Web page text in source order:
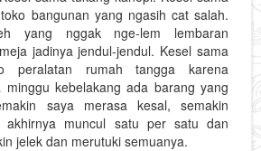
bangunan yang ngasih cat salah.
yang nggak nge-lem lembaran
jadinya jendul-jendul. Kesel sama
peralatan rumah tangga karena
minggu kebelakang ada barang yang
saya merasa kesal, semakin
akhirnya muncul satu per satu dan
jelek dan merutuki semuanya.